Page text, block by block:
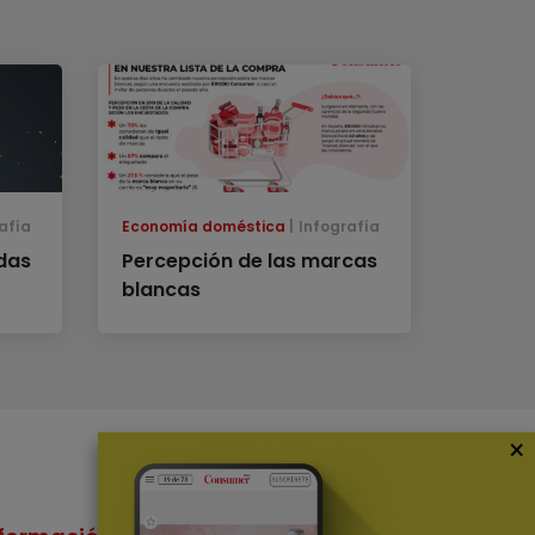
Economía doméstica Infografía
Percepción de las marcas
blancas
×